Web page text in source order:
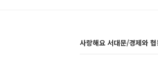
사랑해요 서대문/경제와